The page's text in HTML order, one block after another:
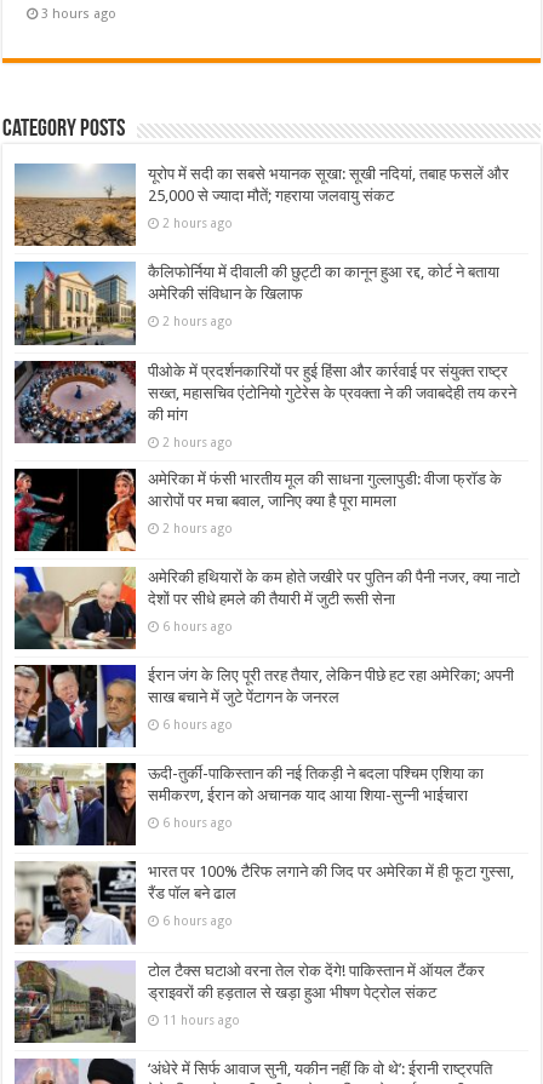
3 hours ago
Category Posts
यूरोप में सदी का सबसे भयानक सूखा: सूखी नदियां, तबाह फसलें और
25,000 से ज्यादा मौतें; गहराया जलवायु संकट
2 hours ago
कैलिफोर्निया में दीवाली की छुट्टी का कानून हुआ रद्द, कोर्ट ने बताया
अमेरिकी संविधान के खिलाफ
2 hours ago
पीओके में प्रदर्शनकारियों पर हुई हिंसा और कार्रवाई पर संयुक्त राष्ट्र
सख्त, महासचिव एंटोनियो गुटेरेस के प्रवक्ता ने की जवाबदेही तय करने
की मांग
2 hours ago
अमेरिका में फंसी भारतीय मूल की साधना गुल्लापुडी: वीजा फ्रॉड के
आरोपों पर मचा बवाल, जानिए क्या है पूरा मामला
2 hours ago
अमेरिकी हथियारों के कम होते जखीरे पर पुतिन की पैनी नजर, क्या नाटो
देशों पर सीधे हमले की तैयारी में जुटी रूसी सेना
6 hours ago
ईरान जंग के लिए पूरी तरह तैयार, लेकिन पीछे हट रहा अमेरिका; अपनी
साख बचाने में जुटे पेंटागन के जनरल
6 hours ago
ऊदी-तुर्की-पाकिस्तान की नई तिकड़ी ने बदला पश्चिम एशिया का
समीकरण, ईरान को अचानक याद आया शिया-सुन्नी भाईचारा
6 hours ago
भारत पर 100% टैरिफ लगाने की जिद पर अमेरिका में ही फूटा गुस्सा,
रैंड पॉल बने ढाल
6 hours ago
टोल टैक्स घटाओ वरना तेल रोक देंगे! पाकिस्तान में ऑयल टैंकर
ड्राइवरों की हड़ताल से खड़ा हुआ भीषण पेट्रोल संकट
11 hours ago
‘अंधेरे में सिर्फ आवाज सुनी, यकीन नहीं कि वो थे’: ईरानी राष्ट्रपति